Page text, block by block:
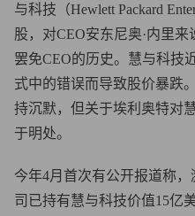
与科技（Hewlett Packard
股，对CEO安东尼奥·内里
罢免CEO的历史。慧与科技
式中的错误而导致股价暴跌
持沉默，但关于埃利奥特对
于明处。
今年4月首次有公开报道称
司已持有慧与科技价值15亿